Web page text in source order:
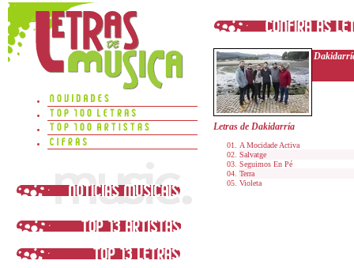
Letras de Dakidarría
A Mocidade Activa
Salvatge
Seguimos En Pé
Terra
Violeta